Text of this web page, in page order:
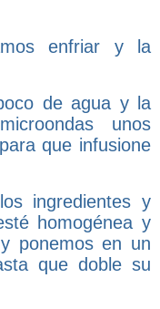
enfriar y la
de agua y la
unos
que infusione
ingredientes y
homogénea y
ponemos en un
que doble su